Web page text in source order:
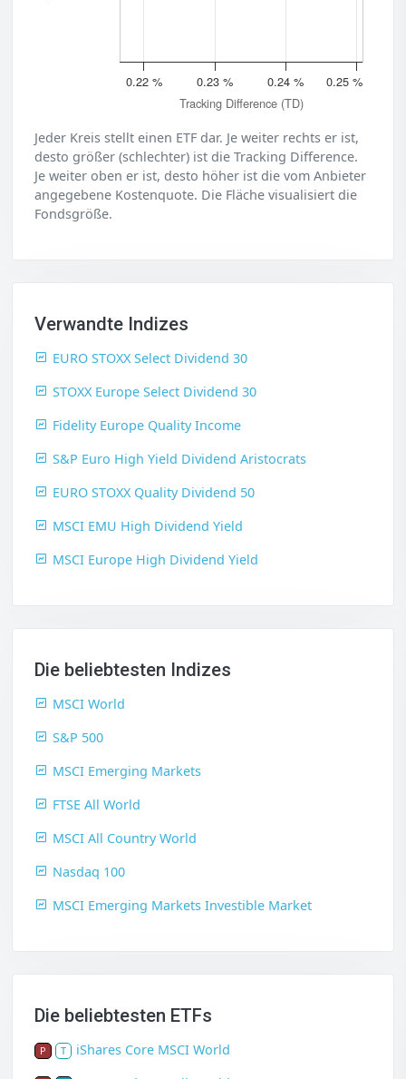
Tracking Difference (TD)
0.22 % 0.23 % 0.24 % 0.25 %
Jeder Kreis stellt einen ETF dar. Je weiter rechts er ist,
desto größer (schlechter) ist die Tracking Difference.
Je weiter oben er ist, desto höher ist die vom Anbieter
angegebene Kostenquote. Die Fläche visualisiert die
Fondsgröße.
Verwandte Indizes
EURO STOXX Select Dividend 30
STOXX Europe Select Dividend 30
Fidelity Europe Quality Income
S&P Euro High Yield Dividend Aristocrats
EURO STOXX Quality Dividend 50
MSCI EMU High Dividend Yield
MSCI Europe High Dividend Yield
Die beliebtesten Indizes
MSCI World
S&P 500
MSCI Emerging Markets
FTSE All World
MSCI All Country World
Nasdaq 100
MSCI Emerging Markets Investible Market
Die beliebtesten ETFs
P T iShares Core MSCI World